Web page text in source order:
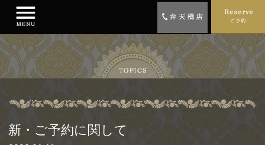
新・ご予約に関して